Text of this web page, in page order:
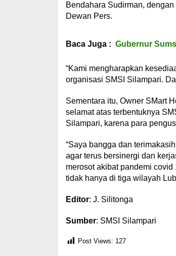
Bendahara Sudirman,
Dewan Pers.
Baca Juga : Gubernur
“Kami mengharapkan
organisasi SMSI Silampari.
Sementara itu, Owner SMart
selamat atas terbentuknya
Silampari, karena para
“Saya bangga dan
agar terus bersinergi dan
merosot akibat pandemi
tidak hanya di tiga wilayah
Editor: J. Silitonga
Sumber: SMSI Silampari
Post Views: 127